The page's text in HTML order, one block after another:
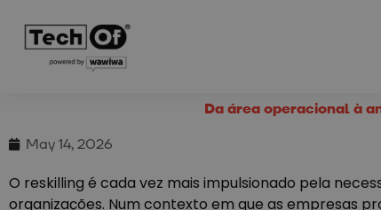
Da área operacional à
May 14, 2026
O reskilling é cada vez mais impulsionado pela
organizações. Num contexto em que as empresas